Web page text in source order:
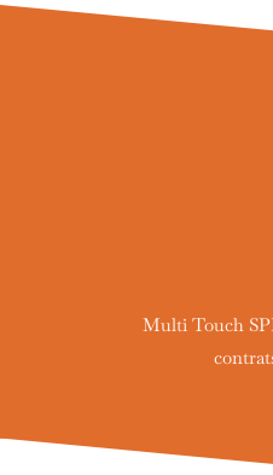
Multi Touch